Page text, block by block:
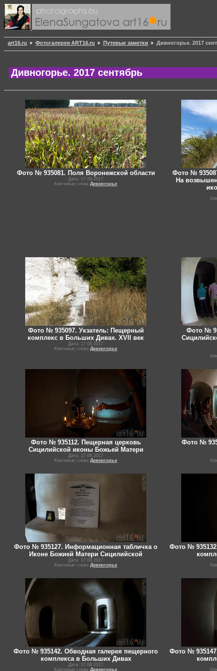
art16.ru Фотогалерея ART16.ru Путевые заметки Дивногорье. 2017
Дивногорье. 2017 сентябрь
Фото № 935081. Поля Воронежской области
Дата: 17.09.2017
Ключевые слова Дивногорье
Фото №
На
Фото № 935097. Укзатель: Пещерный
комплекс в Больших Дивах. XVII век
Дата: 17.09.2017
Ключевые слова Дивногорье
Фото №
Фото № 935112. Пещерная церковь
Сицилийской иконы Божьей Матери
Дата: 17.09.2017
Ключевые слова Дивногорье
Фото №
Фото № 935127. Информационная табличка о
Иконе Божией Матери Сицилийской
Дата: 17.09.2017
Ключевые слова Дивногорье
Фото №
Фото № 935142. Обводная галерея пещерного
комплекса в Больших Дивах
Дата: 17.09.2017
Ключевые слова Дивногорье
Фото №